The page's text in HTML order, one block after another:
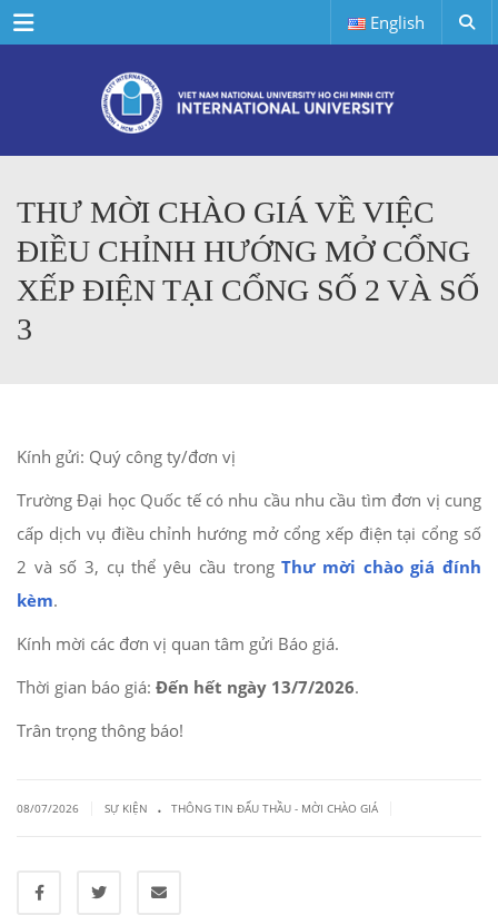
Menu English
THƯ MỜI CHÀO GIÁ VỀ VIỆC
ĐIỀU CHỈNH HƯỚNG MỞ CỔNG
XẾP ĐIỆN TẠI CỔNG SỐ 2 VÀ SỐ
3
Kính gửi: Quý công ty/đơn vị
Trường Đại học Quốc tế có nhu cầu nhu cầu tìm đơn vị cung
cấp dịch vụ điều chỉnh hướng mở cổng xếp điện tại cổng số
2 và số 3, cụ thể yêu cầu trongThư mời chào giá đính
kèm.
Kính mời các đơn vị quan tâm gửi Báo giá.
Thời gian báo giá: Đến hết ngày 13/7/2026.
Trân trọng thông báo!
08/07/2026 SỰ KIỆN . THÔNG TIN ĐẤU THẦU - MỜI CHÀO GIÁ